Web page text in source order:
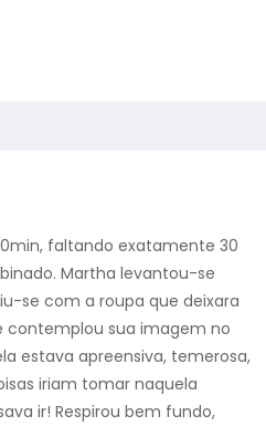
faltando exatamente 30
Martha levantou-se
se com a roupa que deixara
contemplou sua imagem no
estava apreensiva, temerosa,
iriam tomar naquela
ir! Respirou bem fundo,